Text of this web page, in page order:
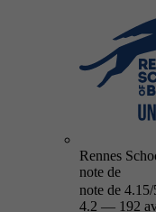
Rennes
note de
note de 4.15/
4.2 — 192